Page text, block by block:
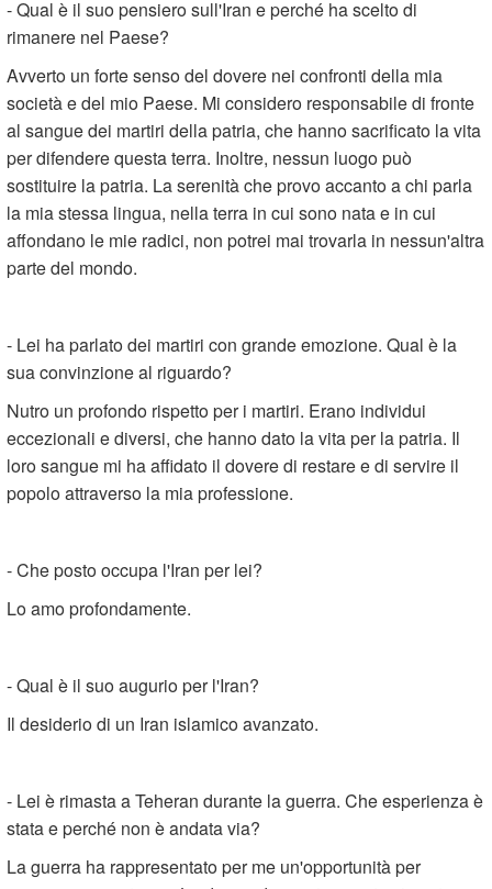
- Qual è il suo pensiero sull'Iran e perché ha scelto di
rimanere nel Paese?
Avverto un forte senso del dovere nei confronti della mia
società e del mio Paese. Mi considero responsabile di fronte
al sangue dei martiri della patria, che hanno sacrificato la vita
per difendere questa terra. Inoltre, nessun luogo può
sostituire la patria. La serenità che provo accanto a chi parla
la mia stessa lingua, nella terra in cui sono nata e in cui
affondano le mie radici, non potrei mai trovarla in nessun'altra
parte del mondo.
- Lei ha parlato dei martiri con grande emozione. Qual è la
sua convinzione al riguardo?
Nutro un profondo rispetto per i martiri. Erano individui
eccezionali e diversi, che hanno dato la vita per la patria. Il
loro sangue mi ha affidato il dovere di restare e di servire il
popolo attraverso la mia professione.
- Che posto occupa l'Iran per lei?
Lo amo profondamente.
- Qual è il suo augurio per l'Iran?
Il desiderio di un Iran islamico avanzato.
- Lei è rimasta a Teheran durante la guerra. Che esperienza è
stata e perché non è andata via?
La guerra ha rappresentato per me un'opportunità per